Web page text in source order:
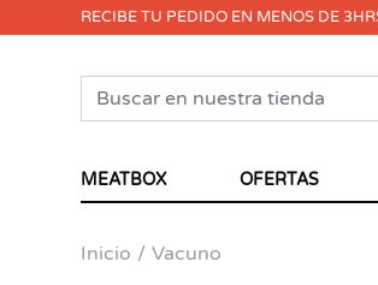
RECIBE TU PEDIDO EN MENOS DE
MEATBOX OFERTAS
Inicio Vacuno